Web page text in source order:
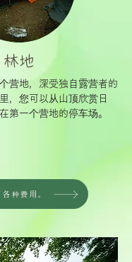
林地
营地，深受独自露营者的
，您可以从山顶欣赏日
第一个营地的停车场。
种费用。